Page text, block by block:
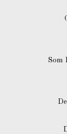
Som